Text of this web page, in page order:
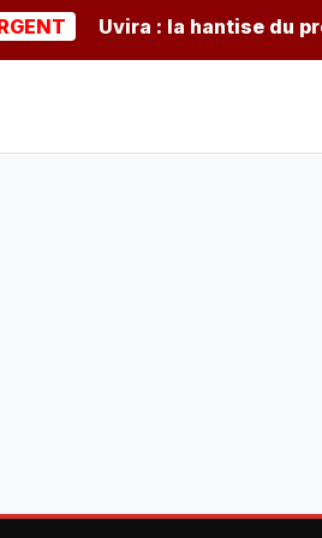
Uvira : la hantise du